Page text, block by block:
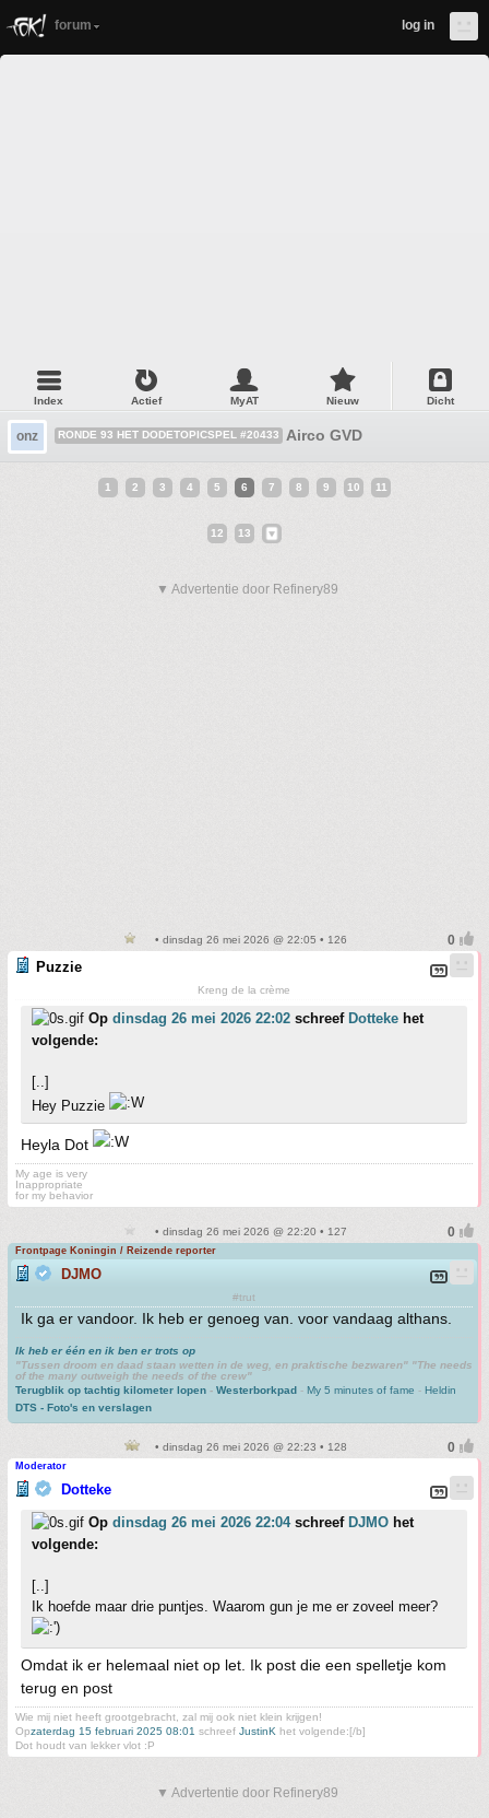
forum log in
Index Actief MyAT Nieuw Dicht
onz RONDE 93 HET DODETOPICSPEL #20433 Airco GVD
1 2 3 4 5 6 7 8 9 10 11
12 13
▼ Advertentie door Refinery89
• dinsdag 26 mei 2026 @ 22:05 • 126
Puzzie
Kreng de la crème
Op dinsdag 26 mei 2026 22:02 schreef Dotteke het
volgende:
[..]
Hey Puzzie
Heyla Dot
My age is very
Inappropriate
for my behavior
• dinsdag 26 mei 2026 @ 22:20 • 127
Frontpage Koningin / Reizende reporter
DJMO
#trut
Ik ga er vandoor. Ik heb er genoeg van. voor vandaag althans.
Ik heb er één en ik ben er trots op
"Tussen droom en daad staan wetten in de weg, en praktische bezwaren" "The needs
of the many outweigh the needs of the crew"
Terugblik op tachtig kilometer lopen - Westerborkpad - My 5 minutes of fame - Heldin
DTS - Foto's en verslagen
• dinsdag 26 mei 2026 @ 22:23 • 128
Moderator
Dotteke
Op dinsdag 26 mei 2026 22:04schreef DJMO het
volgende:
[..]
Ik hoefde maar drie puntjes. Waarom gun je me er zoveel meer?
Omdat ik er helemaal niet op let. Ik post die een spelletje kom
terug en post
Wie mij niet heeft grootgebracht, zal mij ook niet klein krijgen!
Opzaterdag 15 februari 2025 08:01 schreef JustinK het volgende:[/b]
Dot houdt van lekker vlot :P
▼ Advertentie door Refinery89